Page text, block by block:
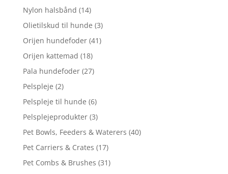
Nylon halsbånd (14)
Olietilskud til hunde (3)
Orijen hundefoder (41)
Orijen kattemad (18)
Pala hundefoder (27)
Pelspleje (2)
Pelspleje til hunde (6)
Pelsplejeprodukter (3)
Pet Bowls, Feeders & Waterers (40)
Pet Carriers & Crates (17)
Pet Combs & Brushes (31)